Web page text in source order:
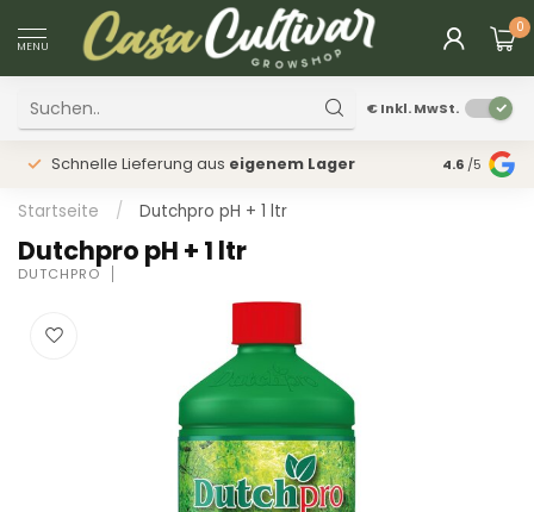
MENU
0
€Inkl. MwSt.
Schnelle Lieferung aus eigenem Lager Physischer
4.6 /5
Startseite / Dutchpro pH + 1 ltr
Dutchpro pH + 1 ltr
DUTCHPRO